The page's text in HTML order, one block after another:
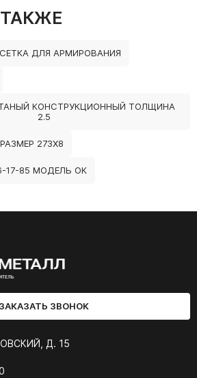
СЕТКА ДЛЯ АРМИРОВАНИЯ
КОНСТРУКЦИОННЫЙ ТОЛЩИНА
2.5
273Х8
17-85 МОДЕЛЬ ОК
ЗАКАЗАТЬ ЗВОНОК
Д. 15